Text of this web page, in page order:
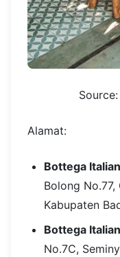
Source:
Alamat:
Bottega
Bolong No.77,
Kabupaten
Bottega
No.7C,